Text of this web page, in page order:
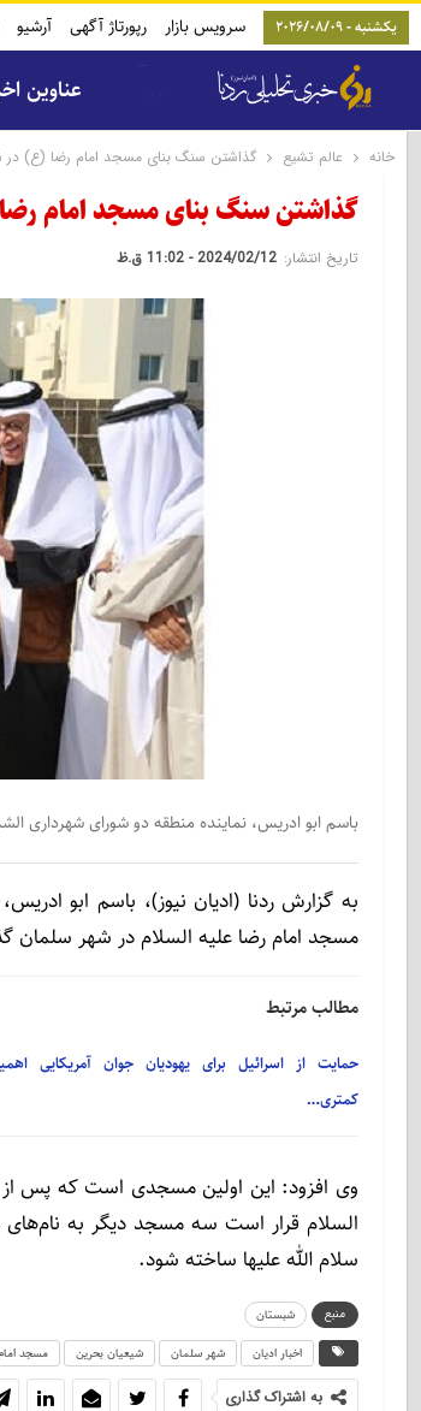
یکشنبه - 2026/08/09 سرویس بازار رپورتاژ آگهی آرشیو
عناوین
خانه عالم تشیع گذاشتن سنگ بنای مسجد امام رضا (ع) در
گذاشتن سنگ بنای مسجد امام
تاریخ انتشار: 2024/02/12 - 11:02 ق.ظ
باسم ابو ادریس، نماینده منطقه دو شورای شهرداری
به گزارش ردنا (ادیان نیوز)، باسم ابو
مسجد امام رضا علیه السلام در شهر سلمان
مطالب مرتبط
حمایت از اسرائیل برای یهودیان جوان آمریکایی
کمتری…
وی افزود: این اولین مسجدی است که پس
السلام قرار است سه مسجد دیگر به
سلام الله علیها ساخته شود.
منبع
شبستان
اخبار ادیان
شهر سلمان شیعیان بحرین مسجد
به اشتراک گذاری